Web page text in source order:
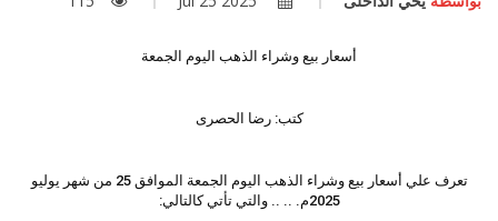
أسعار بيع وشراء الذهب اليوم الجمعة
كتب: رضا الحصرى
تعرف علي أسعار بيع وشراء الذهب اليوم الجمعة الموافق 25 من شهر يوليو
2025م. .. .. والتي تأتي كالتالي: